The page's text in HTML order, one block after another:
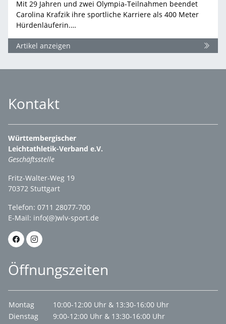
Mit 29 Jahren und zwei Olympia-Teilnahmen beendet
Carolina Krafzik ihre sportliche Karriere als 400 Meter
Hürdenläuferin.…
Artikel anzeigen
Kontakt
Württembergischer
Leichtathletik-Verband e.V.
Geschäftsstelle
Fritz-Walter-Weg 19
70372 Stuttgart
Telefon: 0711 28077-700
E-Mail: info(@)wlv-sport.de
Öffnungszeiten
Montag
10:00-12:00 Uhr & 13:30-16:00 Uhr
Dienstag
9:00-12:00 Uhr & 13:30-16:00 Uhr